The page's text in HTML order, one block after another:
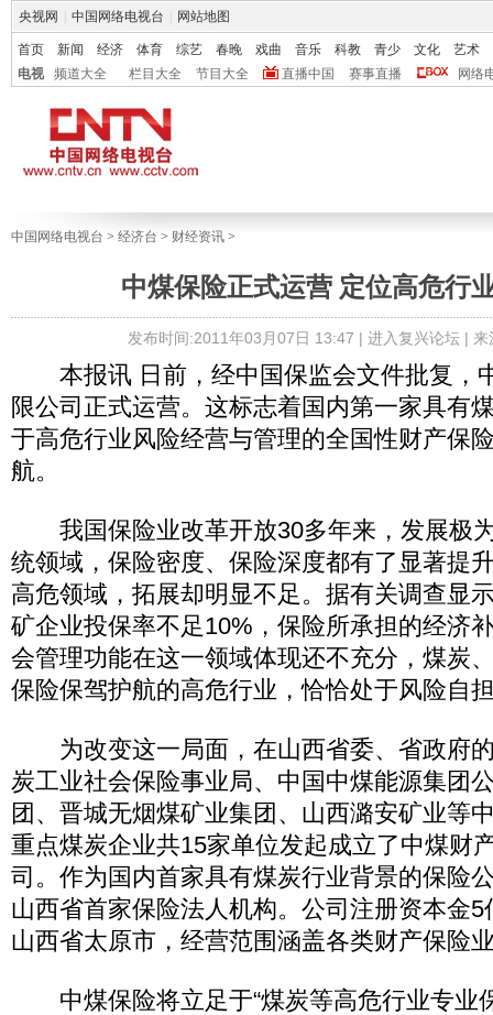
央视网 中国网络电视台 网站地图
首页 新闻 经济 体育 综艺 春晚 戏曲 音乐 科教 青少 文化
艺术
电视
频道大全 栏目大全 节目大全 直播中国 赛事直播 网络
中国网络电视台 > 经济台 > 财经资讯 >
中煤保险正式运营 定位高危行
发布时间:2011年03月07日 13:47 | 进入复兴论坛| 来
本报讯 日前，经中国保监会文件批复，
限公司正式运营。这标志着国内第一家具有
于高危行业风险经营与管理的全国性财产保
航。
我国保险业改革开放30多年来，发展极
统领域，保险密度、保险深度都有了显著提
高危领域，拓展却明显不足。据有关调查显
矿企业投保率不足10%，保险所承担的经济
会管理功能在这一领域体现还不充分，煤炭
保险保驾护航的高危行业，恰恰处于风险自
为改变这一局面，在山西省委、省政府
炭工业社会保险事业局、中国中煤能源集团
团、晋城无烟煤矿业集团、山西潞安矿业等
重点煤炭企业共15家单位发起成立了中煤财
司。作为国内首家具有煤炭行业背景的保险
山西省首家保险法人机构。公司注册资本金
山西省太原市，经营范围涵盖各类财产保险
中煤保险将立足于“煤炭等高危行业专业